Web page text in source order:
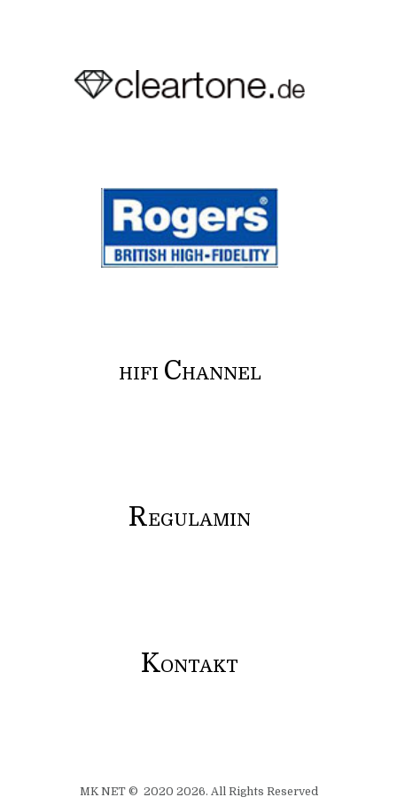
HIFI CHANNEL
REGULAMIN
KONTAKT
MK NET © 2020 2026. All Rights Reserved